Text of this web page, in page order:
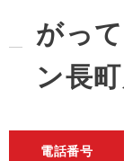
がっ
ン長
電話番号